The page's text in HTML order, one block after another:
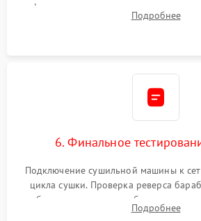
фиксация всех узлов, подключение
модулю управления. МонтажПодробнее
6. Финальное
Подключение сушильной машины к
цикла сушки. Проверка реверса
набора температуры, работы
конденсата) и отсутствия посторонних
Подробнее